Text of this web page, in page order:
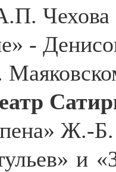
Чехова
-
Ж.-
и